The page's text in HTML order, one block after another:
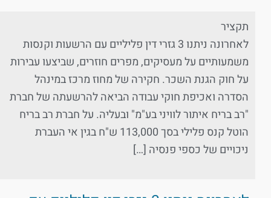
תקציר
לאחרונה ניתנו 3 גזרי דין פליליים עם הרשעות וקנסות
משמעותיים על מעסיקים, מפרים חוזרים, שביצעו עבירות
על חוק הגנת השכר. חקירה של מחוז מרכז במינהל
הסדרה ואכיפת חוקי עבודה הביאה להרשעתה של חברת
"רב בריח איתור לוויני בע"מ" ובעליה. על חברת רב בריח
הוטל קנס פלילי בסך 113,000 ש"ח בגין אי העברת
ניכויים של כספי פנסיה […]